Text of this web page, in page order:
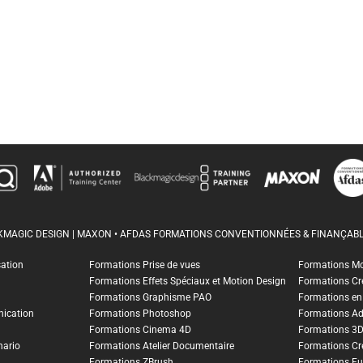
DESIGN | MAXON • AFDAS FORMATIONS CONVENTIONNÉES &
Formations Prise de vues
Formations
Formations Effets Spéciaux et Motion Design
Formations
Formations Graphisme PAO
Formations
Formations Photoshop
Formations
Formations Cinema 4D
Formations
Formations Atelier Documentaire
Formations